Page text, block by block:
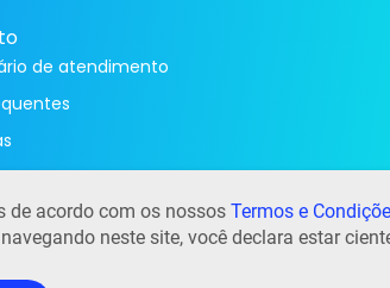
de atendimento
de acordo com os nossos Termos e
neste site, você declara estar